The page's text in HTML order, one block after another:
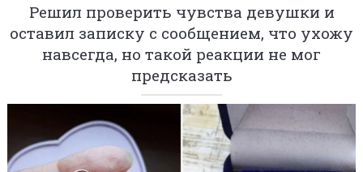
Решил проверить чувства девушки и
оставил записку с сообщением, что ухожу
навсегда, но такой реакции не мог
предсказать